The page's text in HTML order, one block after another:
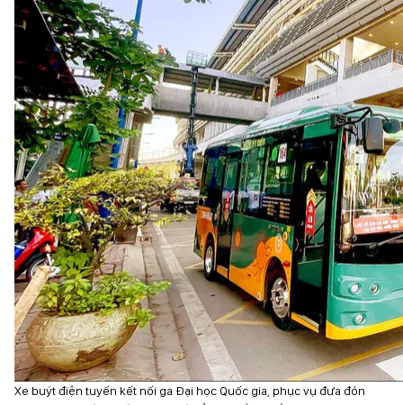
Xe buýt điện tuyến kết nối ga Đại học Quốc gia, phục vụ đưa đón